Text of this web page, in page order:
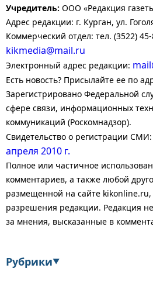
Учредитель: ООО «Редакция
Адрес редакции: г. Курган, ул.
Коммерческий отдел: тел. (3522)
kikmedia@mail.ru
Электронный адрес редакции:
Есть новость? Присылайте ее по
Зарегистрировано Федеральной
сфере связи, информационных
коммуникаций (Роскомнадзор).
Свидетельство о регистрации СМИ:
апреля 2010 г.
Полное или частичное
комментариев, а также любой
размещенной на сайте kikonline.ru,
разрешения редакции. Редакция
за мнения, высказанные в
Рубрики▼